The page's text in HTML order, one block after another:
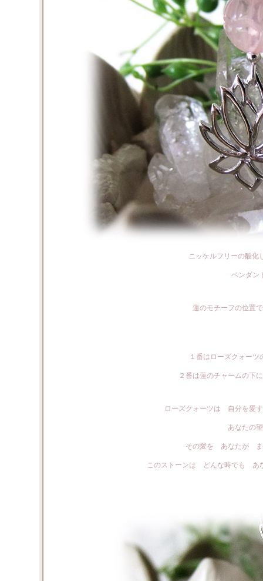
ニッケルフリーの酸化
ペンダン
蓮のモチーフの位置
１番はローズクォー
２番は蓮のチャームの下
ローズクォーツは 自分を愛
あなたの
その愛を あなたが ま
このストーンは どんな時でも あ